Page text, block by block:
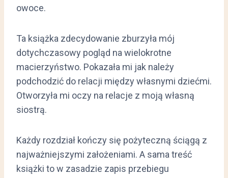
owoce.
Ta książka zdecydowanie zburzyła mój
dotychczasowy pogląd na wielokrotne
macierzyństwo. Pokazała mi jak należy
podchodzić do relacji między własnymi dziećmi.
Otworzyła mi oczy na relacje z moją własną
siostrą.
Każdy rozdział kończy się pożyteczną ściągą z
najważniejszymi założeniami. A sama treść
książki to w zasadzie zapis przebiegu